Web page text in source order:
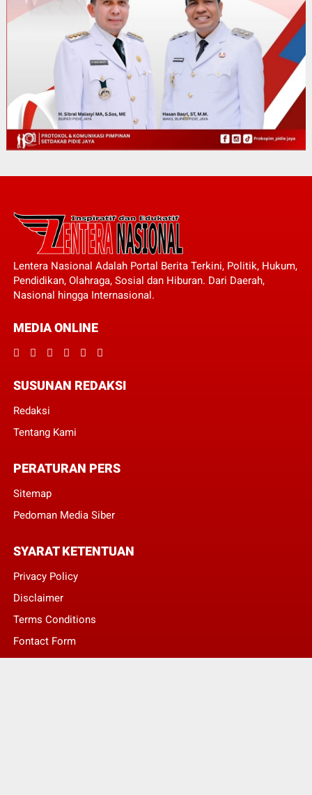
Lentera Nasional Adalah Portal Berita Terkini, Politik, Hukum,
Pendidikan, Olahraga, Sosial dan Hiburan. Dari Daerah,
Nasional hingga Internasional.
MEDIA ONLINE
SUSUNAN REDAKSI
Redaksi
Tentang Kami
PERATURAN PERS
Sitemap
Pedoman Media Siber
SYARAT KETENTUAN
Privacy Policy
Disclaimer
Terms Conditions
Fontact Form